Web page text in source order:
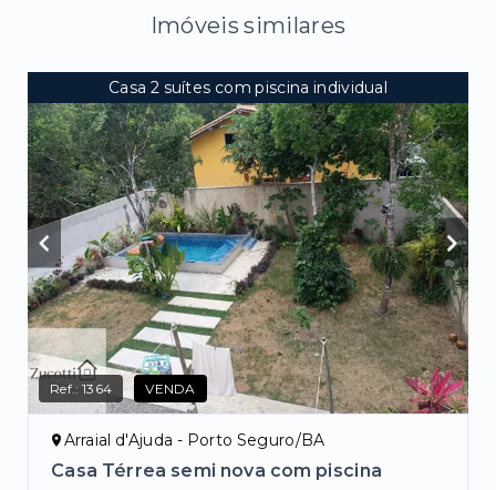
Imóveis similares
Casa 2 suítes com piscina individual
Ref.:1364 VENDA
Arraial d'Ajuda - Porto Seguro/BA
Casa Térrea semi nova com piscina